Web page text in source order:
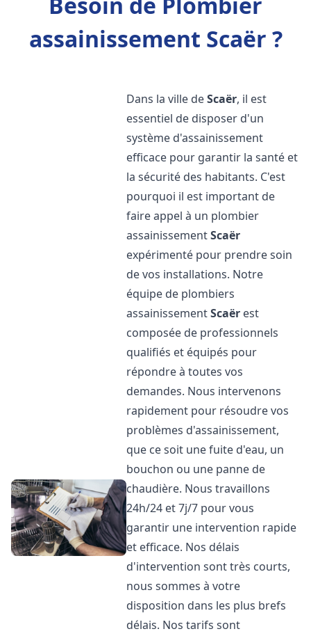
assainissement Scaër ?
Dans la ville deScaër, il est
essentiel de disposer d'un
système d'assainissement
efficace pour garantir la santé et
la sécurité des habitants. C'est
pourquoi il est important de
faire appel à un plombier
assainissementScaër
expérimenté pour prendre soin
de vos installations. Notre
équipe de plombiers
assainissementScaër est
composée de professionnels
qualifiés et équipés pour
répondre à toutes vos
demandes. Nous intervenons
rapidement pour résoudre vos
problèmes d'assainissement,
que ce soit une fuite d'eau, un
bouchon ou une panne de
chaudière. Nous travaillons
24h/24 et 7j/7 pour vous
garantir une intervention rapide
et efficace. Nos délais
d'intervention sont très courts,
nous sommes à votre
disposition dans les plus brefs
délais. Nos tarifs sont